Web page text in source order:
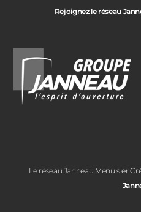
Rejoignez le réseau
Le réseau Janneau Menuisier